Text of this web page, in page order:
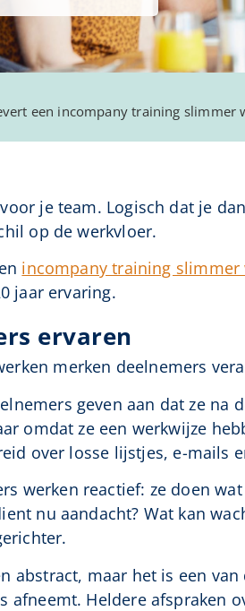
een incompany training slimmer
je team. Logisch dat je
op de werkvloer.
incompany training slimmer
jaar ervaring.
ervaren
merken deelnemers
geven aan dat ze
omdat ze een werkwijze
over losse lijstjes, e-mails
werken reactief: ze doen
nu aandacht? Wat kan
abstract, maar het is een
afneemt. Heldere afspraken